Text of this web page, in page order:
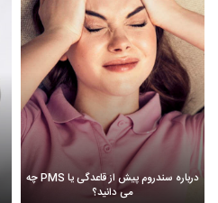
درباره سندروم پیش از قاعدگی یا PMS چه
می دانید؟